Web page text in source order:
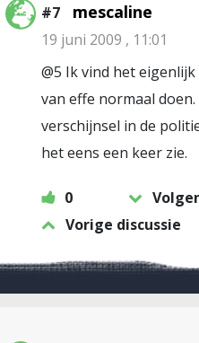
#7 mescaline
19 juni 2009 , 11:01
@5 Ik vind het
van effe normaal
verschijnsel in de
het eens een keer zie.
0
Vorige discussie